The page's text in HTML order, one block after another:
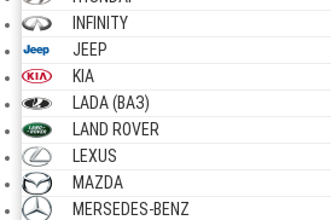
INFINITY
JEEP
KIA
LADA (ВАЗ)
LAND ROVER
LEXUS
MAZDA
MERSEDES-BENZ